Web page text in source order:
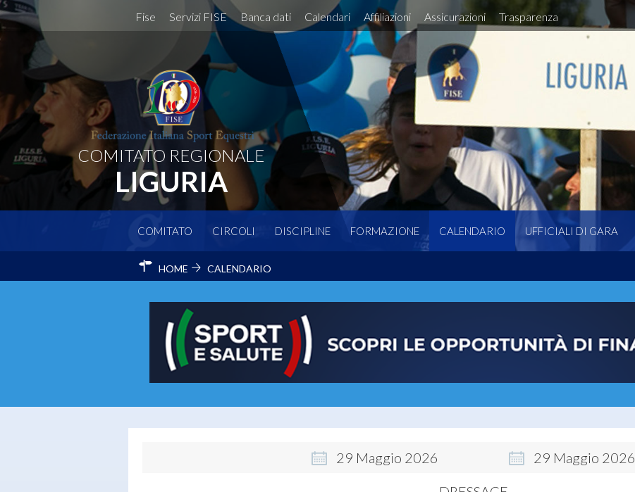
Fise Servizi FISE Banca dati Calendari Affiliazioni Assicurazioni Trasparenza
COMITATO REGIONALE
LIGURIA
COMITATO CIRCOLI DISCIPLINE FORMAZIONE CALENDARIO UFFICIALI DI GARA
HOME CALENDARIO
29 Maggio 2026 29 Maggio 2026